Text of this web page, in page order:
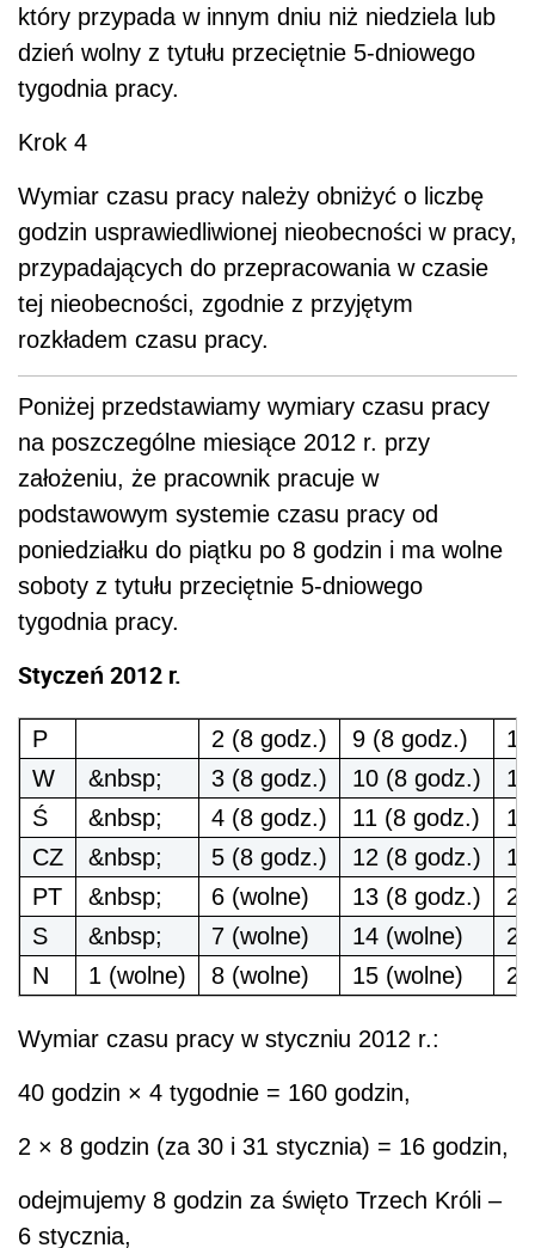
który przypada w innym dniu niż niedziela lub
dzień wolny z tytułu przeciętnie 5-dniowego
tygodnia pracy.
Krok 4
Wymiar czasu pracy należy obniżyć o liczbę
godzin usprawiedliwionej nieobecności w pracy,
przypadających do przepracowania w czasie
tej nieobecności, zgodnie z przyjętym
rozkładem czasu pracy.
Poniżej przedstawiamy wymiary czasu pracy
na poszczególne miesiące 2012 r. przy
założeniu, że pracownik pracuje w
podstawowym systemie czasu pracy od
poniedziałku do piątku po 8 godzin i ma wolne
soboty z tytułu przeciętnie 5-dniowego
tygodnia pracy.
Styczeń 2012 r.
P 2 (8 godz.) 9 (8 godz.)
W
&nbsp; 3 (8 godz.) 10 (8 godz.)
Ś
&nbsp; 4 (8 godz.) 11 (8 godz.)
CZ
&nbsp; 5 (8 godz.) 12 (8 godz.)
PT
&nbsp; 6 (wolne) 13 (8 godz.)
S
&nbsp; 7 (wolne) 14 (wolne)
N
1 (wolne) 8 (wolne) 15 (wolne)
Wymiar czasu pracy w styczniu 2012 r.:
40 godzin × 4 tygodnie = 160 godzin,
2 × 8 godzin (za 30 i 31 stycznia) = 16 godzin,
odejmujemy 8 godzin za święto Trzech Króli –
6 stycznia,